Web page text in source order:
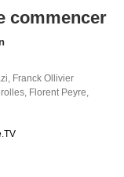
commencer
, Franck Ollivier
, Florent Peyre,